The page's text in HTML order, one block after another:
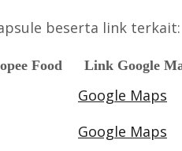
beserta link terkait:
Food Link Google
Google Maps
Google Maps